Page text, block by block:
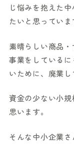
じ悩みを抱えた
たいと思っていま
素晴らしい商品
事業をしている
いために、廃業し
資金の少ない小
思います。
そんな中小企業